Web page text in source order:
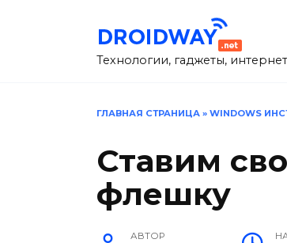
Технологии, гаджеты, интернет
ГЛАВНАЯ СТРАНИЦА » WINDOWS
Ставим
флешку
АВТОР